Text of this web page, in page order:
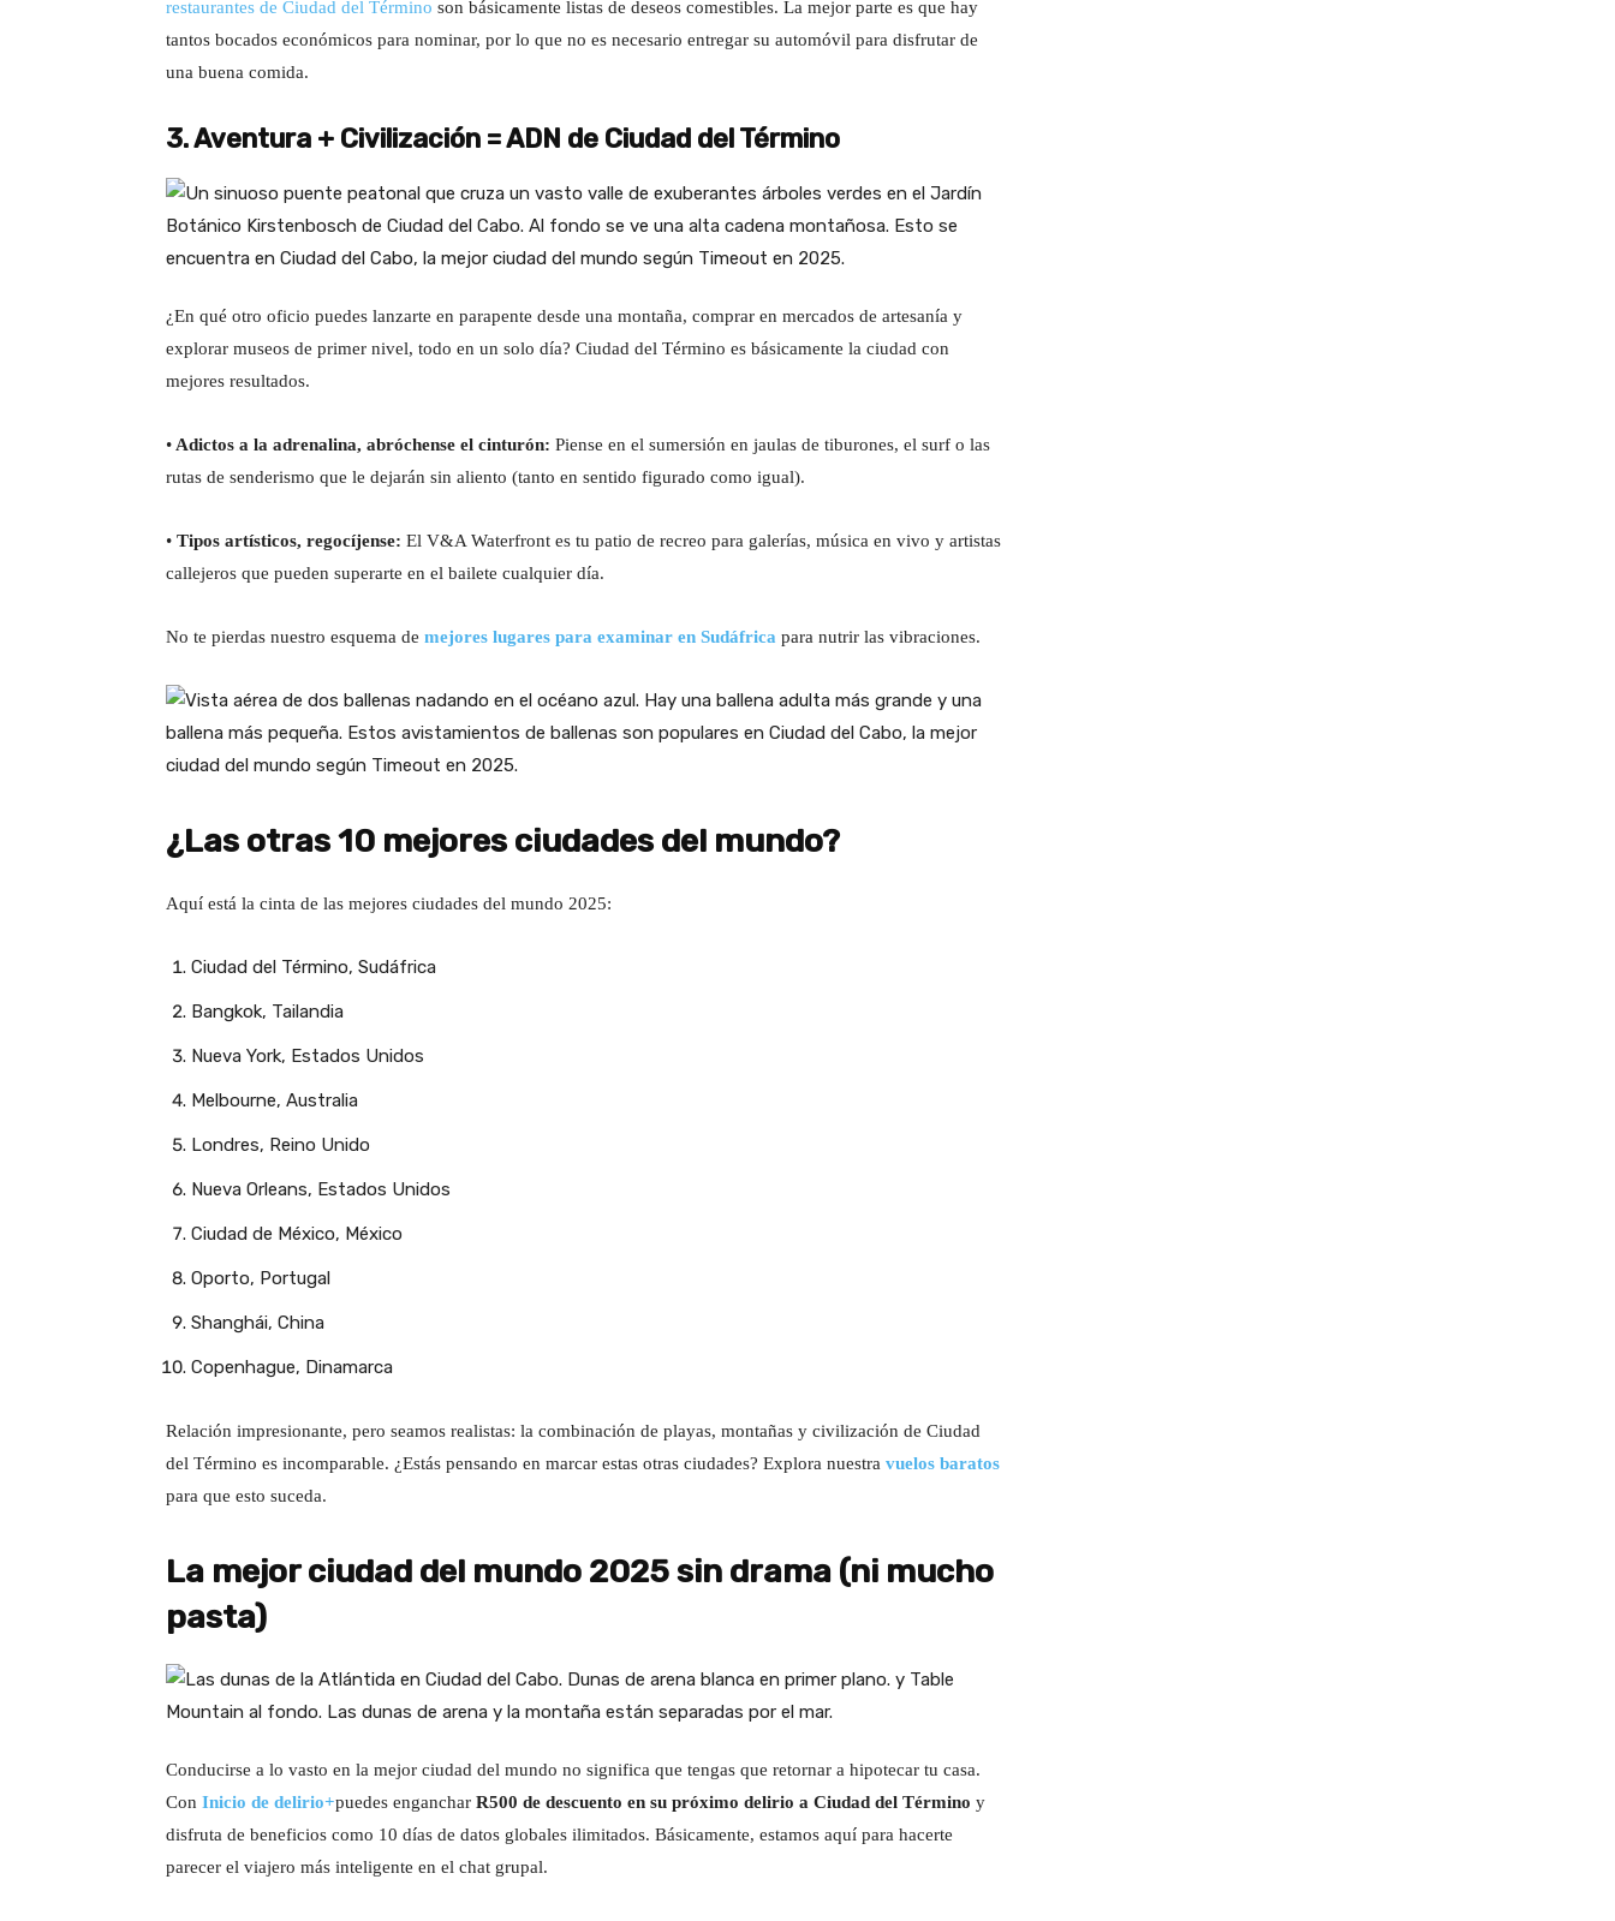
restaurantes de Ciudad del Término son básicamente listas de deseos comestibles. La mejor parte es que hay
tantos bocados económicos para nominar, por lo que no es necesario entregar su automóvil para disfrutar de
una buena comida.
3. Aventura + Civilización = ADN de Ciudad del Término
¿En qué otro oficio puedes lanzarte en parapente desde una montaña, comprar en mercados de artesanía y
explorar museos de primer nivel, todo en un solo día? Ciudad del Término es básicamente la ciudad con
mejores resultados.
• Adictos a la adrenalina, abróchense el cinturón: Piense en el sumersión en jaulas de tiburones, el surf o las
rutas de senderismo que le dejarán sin aliento (tanto en sentido figurado como igual).
• Tipos artísticos, regocíjense: El V&A Waterfront es tu patio de recreo para galerías, música en vivo y artistas
callejeros que pueden superarte en el bailete cualquier día.
No te pierdas nuestro esquema de mejores lugares para examinar en Sudáfrica para nutrir las vibraciones.
¿Las otras 10 mejores ciudades del mundo?
Aquí está la cinta de las mejores ciudades del mundo 2025:
Ciudad del Término, Sudáfrica
Bangkok, Tailandia
Nueva York, Estados Unidos
Melbourne, Australia
Londres, Reino Unido
Nueva Orleans, Estados Unidos
Ciudad de México, México
Oporto, Portugal
Shanghái, China
Copenhague, Dinamarca
Relación impresionante, pero seamos realistas: la combinación de playas, montañas y civilización de Ciudad
del Término es incomparable. ¿Estás pensando en marcar estas otras ciudades? Explora nuestra vuelos baratos
para que esto suceda.
La mejor ciudad del mundo 2025 sin drama (ni mucho
pasta)
Conducirse a lo vasto en la mejor ciudad del mundo no significa que tengas que retornar a hipotecar tu casa.
Con Inicio de delirio+puedes enganchar R500 de descuento en su próximo delirio a Ciudad del Término y
disfruta de beneficios como 10 días de datos globales ilimitados. Básicamente, estamos aquí para hacerte
parecer el viajero más inteligente en el chat grupal.